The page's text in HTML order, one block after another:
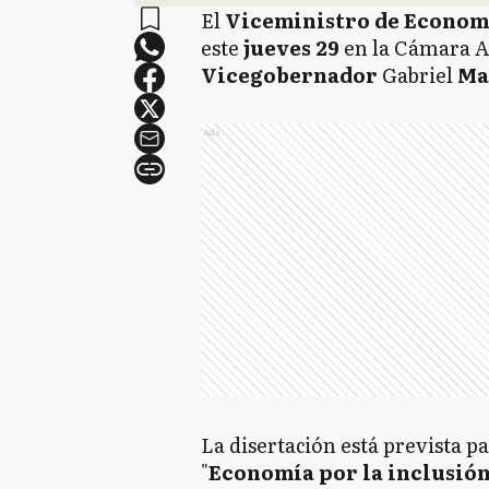
ElViceministro de
estejueves 29 en la Cámara
Vicegobernador Gabriel
Ads
La disertación está prevista
"Economía por la